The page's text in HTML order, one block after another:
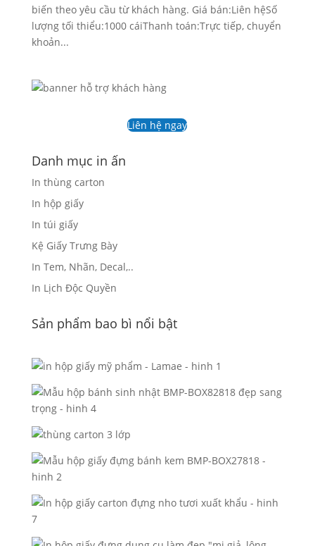
biến theo yêu cầu từ khách hàng. Giá bán:Liên hệSố
lượng tối thiểu:1000 cáiThanh toán:Trực tiếp, chuyển
khoản...
Liên hệ ngay
Danh mục in ấn
In thùng carton
In hộp giấy
In túi giấy
Kệ Giấy Trưng Bày
In Tem, Nhãn, Decal,..
In Lịch Độc Quyền
Sản phẩm bao bì nổi bật